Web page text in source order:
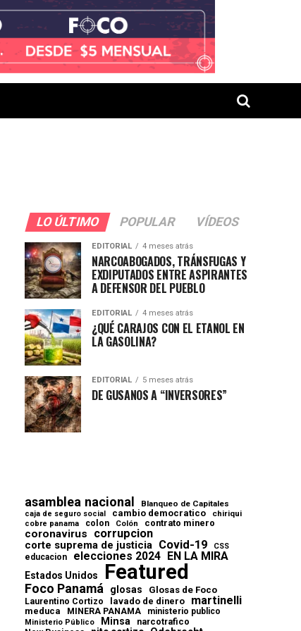
LO ÚLTIMO POPULAR VÍDEOS
EDITORIAL 4 meses atrás
NARCOABOGADOS, TRÁNSFUGAS Y
EXDIPUTADOS ENTRE ASPIRANTES
A DEFENSOR DEL PUEBLO
EDITORIAL 4 meses atrás
¿QUÉ CARAJOS CON EL ETANOL EN
LA GASOLINA?
EDITORIAL 5 meses atrás
DE GUSANOS A “INVERSORES”
asamblea nacional Blanqueo de Capitales
caja de seguro social cambio democratico chiriqui
cobre panama colon Colón contrato minero
coronavirus corrupcion
corte suprema de justicia Covid-19 CSS
educacion elecciones 2024 EN LA MIRA
Estados Unidos Featured
Foco Panamá glosas Glosas de Foco
Laurentino Cortizo lavado de dinero martinelli
meduca MINERA PANAMA ministerio publico
Ministerio Público Minsa
narcotrafico